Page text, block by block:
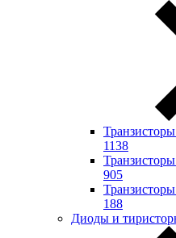
1138
905
188
Диоды и